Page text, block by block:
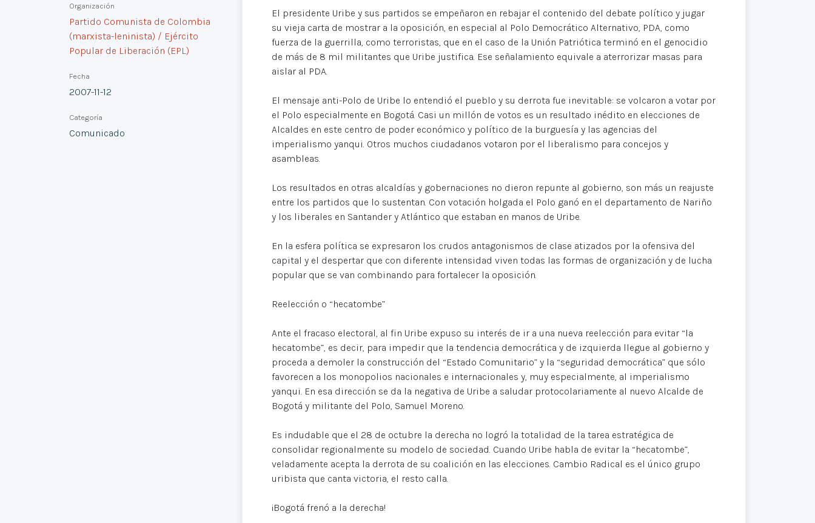
Organización
Partido Comunista de Colombia
(marxista-leninista) / Ejército
Popular de Liberación (EPL)
Fecha
2007-11-12
Categoría
Comunicado
El presidente Uribe y sus partidos se empeñaron en rebajar el contenido del debate político y jugar
su vieja carta de mostrar a la oposición, en especial al Polo Democrático Alternativo, PDA, como
fuerza de la guerrilla, como terroristas, que en el caso de la Unión Patriótica terminó en el genocidio
de más de 8 mil militantes que Uribe justifica. Ese señalamiento equivale a aterrorizar masas para
aislar al PDA.
El mensaje anti-Polo de Uribe lo entendió el pueblo y su derrota fue inevitable: se volcaron a votar por
el Polo especialmente en Bogotá. Casi un millón de votos es un resultado inédito en elecciones de
Alcaldes en este centro de poder económico y político de la burguesía y las agencias del
imperialismo yanqui. Otros muchos ciudadanos votaron por el liberalismo para concejos y
asambleas.
Los resultados en otras alcaldías y gobernaciones no dieron repunte al gobierno, son más un reajuste
entre los partidos que lo sustentan. Con votación holgada el Polo ganó en el departamento de Nariño
y los liberales en Santander y Atlántico que estaban en manos de Uribe.
En la esfera política se expresaron los crudos antagonismos de clase atizados por la ofensiva del
capital y el despertar que con diferente intensidad viven todas las formas de organización y de lucha
popular que se van combinando para fortalecer la oposición.
Reelección o “hecatombe”
Ante el fracaso electoral, al fin Uribe expuso su interés de ir a una nueva reelección para evitar “la
hecatombe”, es decir, para impedir que la tendencia democrática y de izquierda llegue al gobierno y
proceda a demoler la construcción del “Estado Comunitario” y la “seguridad democrática” que sólo
favorecen a los monopolios nacionales e internacionales y, muy especialmente, al imperialismo
yanqui. En esa dirección se da la negativa de Uribe a saludar protocolariamente al nuevo Alcalde de
Bogotá y militante del Polo, Samuel Moreno.
Es indudable que el 28 de octubre la derecha no logró la totalidad de la tarea estratégica de
consolidar regionalmente su modelo de sociedad. Cuando Uribe habla de evitar la “hecatombe”,
veladamente acepta la derrota de su coalición en las elecciones. Cambio Radical es el único grupo
uribista que canta victoria, el resto calla.
¡Bogotá frenó a la derecha!